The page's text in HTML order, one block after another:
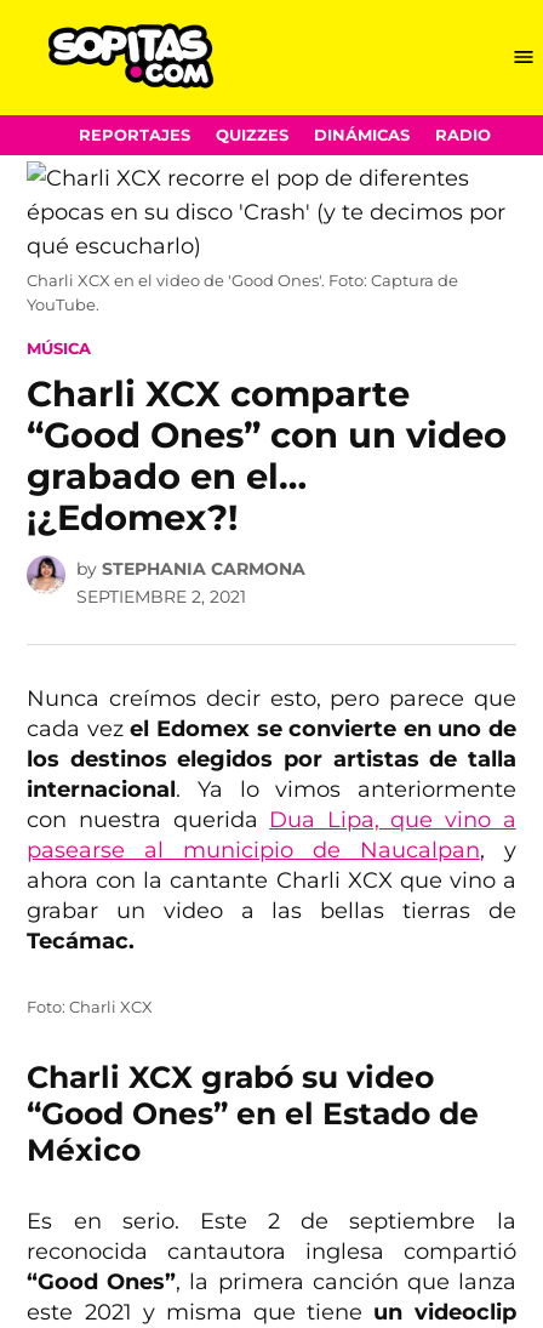
Skip
to
content
REPORTAJES QUIZZES DINÁMICAS RADIO
Charli XCX en el video de 'Good Ones'. Foto: Captura de
YouTube.
POSTED
MÚSICA
Charli XCX comparte
“Good Ones” con un video
grabado en el…
¡¿Edomex?!
by STEPHANIA CARMONA
SEPTIEMBRE 2, 2021
Nunca creímos decir esto, pero parece que
cada vezel Edomex se convierte en uno de
los destinos elegidos por artistas de talla
internacional. Ya lo vimos anteriormente
con nuestra querida Dua Lipa, que vino a
pasearse al municipio de Naucalpan, y
ahora con la cantante Charli XCX que vino a
grabar un video a las bellas tierras de
Tecámac.
Foto: Charli XCX
Charli XCX grabó su video
“Good Ones” en el Estado de
México
Es en serio. Este 2 de septiembre la
reconocida cantautora inglesa compartió
“Good Ones”, la primera canción que lanza
este 2021 y misma que tiene un videoclip